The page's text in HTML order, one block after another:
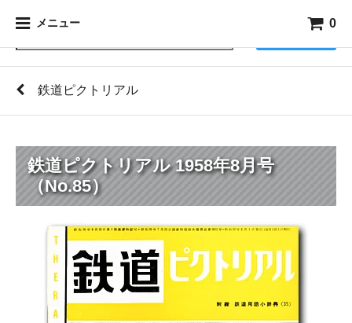
メニュー 0
鉄道ピクトリアル
鉄道ピクトリアル 1958年8月号
（No.85）